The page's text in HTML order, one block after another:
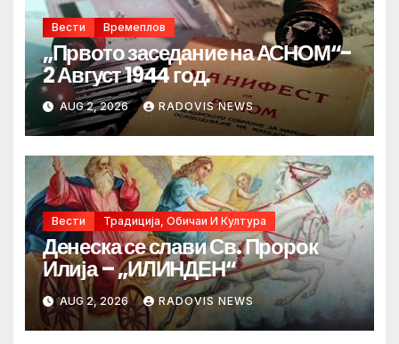
Вести Времеплов
„Првото заседание на АСНОМ“-
2 Август 1944 год.
AUG 2, 2026 RADOVIS NEWS
Вести Традиција, Обичаи И Култура
Денеска се слави Св. Пророк
Илија – „ИЛИНДЕН“
AUG 2, 2026 RADOVIS NEWS